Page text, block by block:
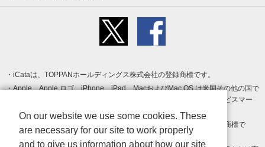
iCataは、TOPPANホールディングス株式会社の登録商標です。
Apple、Apple ロゴ、iPhone、iPad、MacおよびMac OS は米国その他の国で
登録された Apple Inc. の商標です。App Store は Apple Inc. のサービスマー
クです。
Android、Google Play および Google Play ロゴ は Google LLC の商標で
す。
On our website we use some cookies. These
are necessary for our site to work properly
and to give us information about how our site